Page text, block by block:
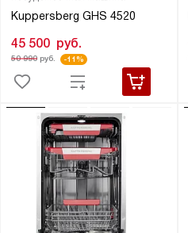
Kuppersberg GHS 4520
45 500 руб.
50 990руб. -11%